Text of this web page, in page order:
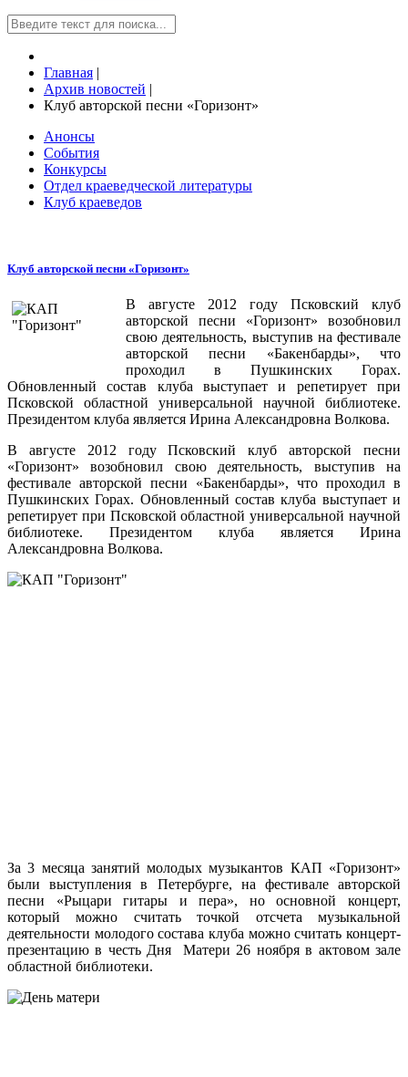
Главная |
Архив новостей |
Клуб авторской песни «Горизонт»
Анонсы
События
Конкурсы
Отдел краеведческой литературы
Клуб краеведов
Клуб авторской песни «Горизонт»
В августе 2012 году Псковский клуб
авторской песни «Горизонт» возобновил
свою деятельность, выступив на фестивале
авторской песни «Бакенбарды», что
проходил в Пушкинских Горах.
Обновленный состав клуба выступает и репетирует при
Псковской областной универсальной научной библиотеке.
Президентом клуба является Ирина Александровна Волкова.
В августе 2012 году Псковский клуб авторской песни
«Горизонт» возобновил свою деятельность, выступив на
фестивале авторской песни «Бакенбарды», что проходил в
Пушкинских Горах. Обновленный состав клуба выступает и
репетирует при Псковской областной универсальной научной
библиотеке. Президентом клуба является Ирина
Александровна Волкова.
За 3 месяца занятий молодых музыкантов КАП «Горизонт»
были выступления в Петербурге, на фестивале авторской
песни «Рыцари гитары и пера», но основной концерт,
который можно считать точкой отсчета музыкальной
деятельности молодого состава клуба можно считать концерт-
презентацию в честь Дня Матери 26 ноября в актовом зале
областной библиотеки.